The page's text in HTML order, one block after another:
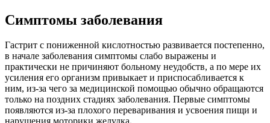
Симптомы заболевания
Гастрит с пониженной кислотностью развивается постепенно,
в начале заболевания симптомы слабо выражены и
практически не причиняют больному неудобств, а по мере их
усиления его организм привыкает и приспосабливается к
ним, из-за чего за медицинской помощью обычно обращаются
только на поздних стадиях заболевания. Первые симптомы
появляются из-за плохого переваривания и усвоения пищи и